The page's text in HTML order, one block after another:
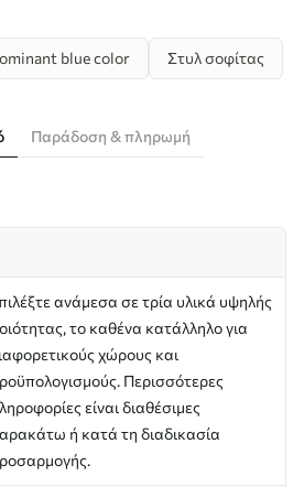
blue color Στυλ σοφίτας
Παράδοση & πληρωμή
ανάμεσα σε τρία υλικά υψηλής
το καθένα κατάλληλο για
χώρους και
Περισσότερες
είναι διαθέσιμες
ή κατά τη διαδικασία